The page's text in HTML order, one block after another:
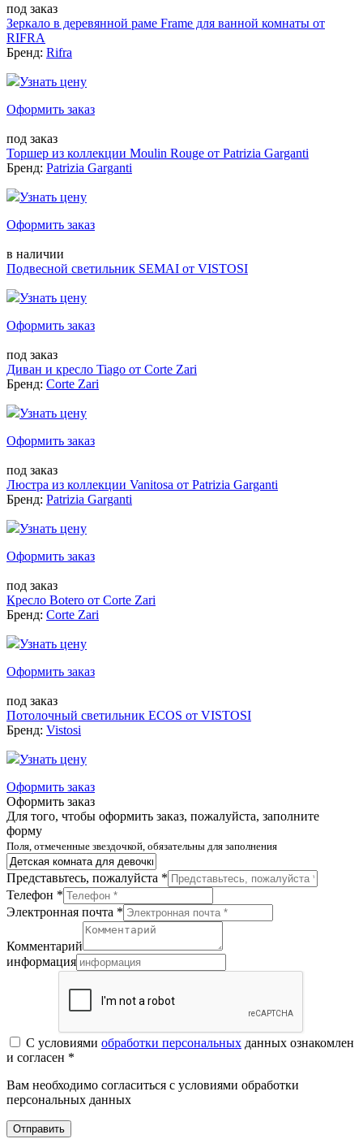
под заказ
Зеркало в деревянной раме Frame для ванной комнаты от
RIFRA
Бренд: Rifra
Узнать цену
Оформить заказ
под заказ
Торшер из коллекции Moulin Rouge от Patrizia Garganti
Бренд: Patrizia Garganti
Узнать цену
Оформить заказ
в наличии
Подвесной светильник SEMAI от VISTOSI
Узнать цену
Оформить заказ
под заказ
Диван и кресло Tiago от Corte Zari
Бренд: Corte Zari
Узнать цену
Оформить заказ
под заказ
Люстра из коллекции Vanitosa от Patrizia Garganti
Бренд: Patrizia Garganti
Узнать цену
Оформить заказ
под заказ
Кресло Botero от Corte Zari
Бренд: Corte Zari
Узнать цену
Оформить заказ
под заказ
Потолочный светильник ECOS от VISTOSI
Бренд: Vistosi
Узнать цену
Оформить заказ
Оформить заказ
Для того, чтобы оформить заказ, пожалуйста, заполните
форму
Поля, отмеченные звездочкой, обязательны для заполнения
Представьтесь, пожалуйста *
Телефон *
Электронная почта *
Комментарий
информация
С условиями обработки персональных данных ознакомлен
и согласен *
Вам необходимо согласиться с условиями обработки
персональных данных
Отправить